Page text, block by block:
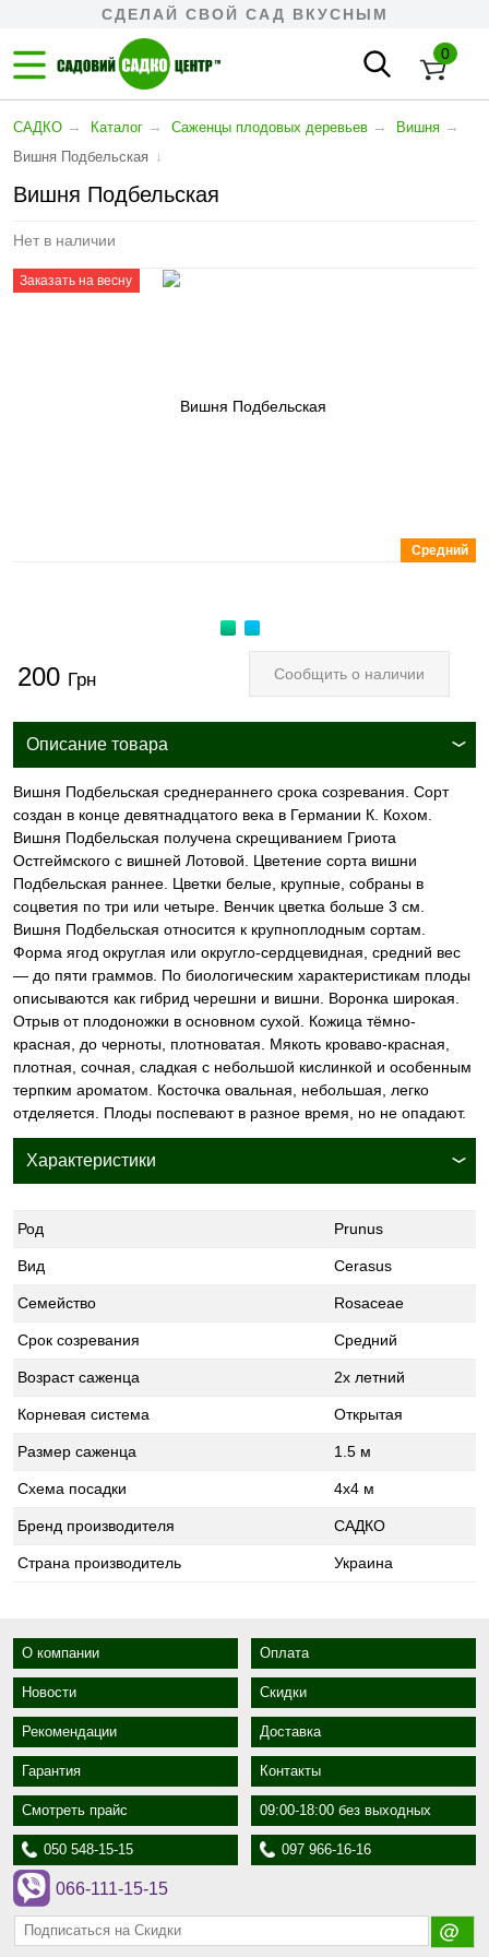
СДЕЛАЙ СВОЙ САД ВКУСНЫМ
0
САДКО → Каталог → Cаженцы плодовых деревьев → Вишня →
Вишня Подбельская ↓
Вишня Подбельская
Нет в наличии
Заказать на весну
Средний
200 Грн Сообщить о наличии
Описание товара
Вишня Подбельская среднераннего срока созревания. Cорт
создан в конце девятнадцатого века в Германии К. Кохом.
Вишня Подбельская получена скрещиванием Гриота
Остгеймского с вишней Лотовой. Цветение сорта вишни
Подбельская раннее. Цветки белые, крупные, собраны в
соцветия по три или четыре. Венчик цветка больше 3 см.
Вишня Подбельская относится к крупноплодным сортам.
Форма ягод округлая или округло-сердцевидная, средний вес
— до пяти граммов. По биологическим характеристикам плоды
описываются как гибрид черешни и вишни. Воронка широкая.
Отрыв от плодоножки в основном сухой. Кожица тёмно-
красная, до черноты, плотноватая. Мякоть кроваво-красная,
плотная, сочная, сладкая с небольшой кислинкой и особенным
терпким ароматом. Косточка овальная, небольшая, легко
отделяется. Плоды поспевают в разное время, но не опадают.
Характеристики
Род Prunus
Вид Cerasus
Семейство Rosaceae
Срок созревания Средний
Возраст саженца 2х летний
Корневая система Открытая
Размер саженца 1.5 м
Схема посадки 4х4 м
Бренд производителя САДКО
Страна производитель Украина
О компании Оплата
Новости Скидки
Рекомендации Доставка
Гарантия Контакты
Смотреть прайс 09:00-18:00 без выходных
050 548-15-15 097 966-16-16
066-111-15-15